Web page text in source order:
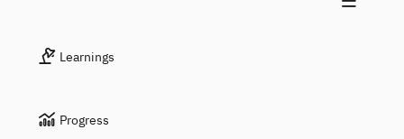
Learnings
Progress